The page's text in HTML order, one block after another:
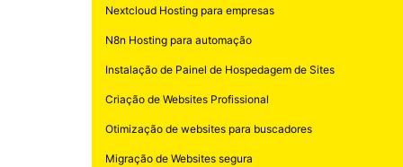
Nextcloud Hosting para empresas
N8n Hosting para automação
Instalação de Painel de Hospedagem de Sites
Criação de Websites Profissional
Otimização de websites para buscadores
Migração de Websites segura